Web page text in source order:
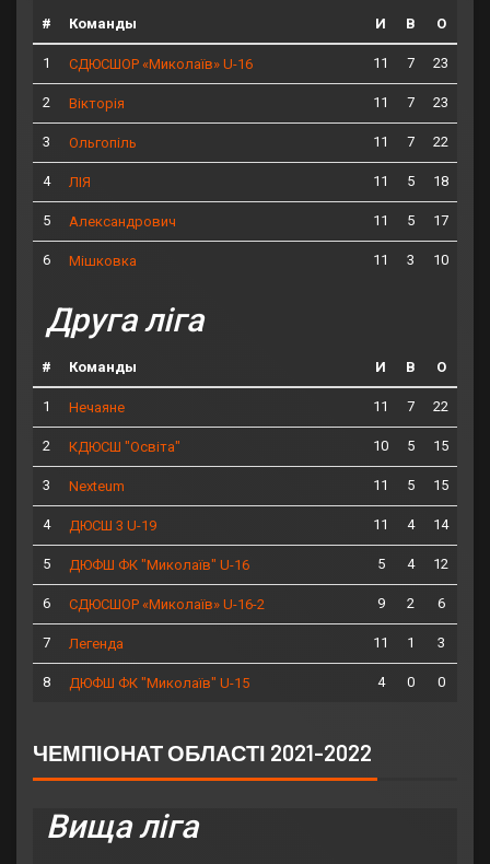
# Команды И В О
1 СДЮСШОР «Миколаїв» U-16 11 7 23
2 Вікторія 11 7 23
3 Ольгопіль 11 7 22
4 ЛІЯ 11 5 18
5 Александрович 11 5 17
6 Мішковка 11 3 10
Друга ліга
# Команды И В О
1 Нечаяне 11 7 22
2 КДЮСШ "Освіта" 10 5 15
3 Nexteum 11 5 15
4 ДЮСШ 3 U-19 11 4 14
5 ДЮФШ ФК "Миколаїв" U-16 5 4 12
6 СДЮСШОР «Миколаїв» U-16-2 9 2 6
7 Легенда 11 1 3
8 ДЮФШ ФК "Миколаїв" U-15 4 0 0
ЧЕМПІОНАТ ОБЛАСТІ 2021-2022
Вища ліга